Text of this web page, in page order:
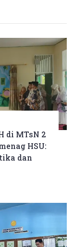
di MTsN 2
HSU:
dan